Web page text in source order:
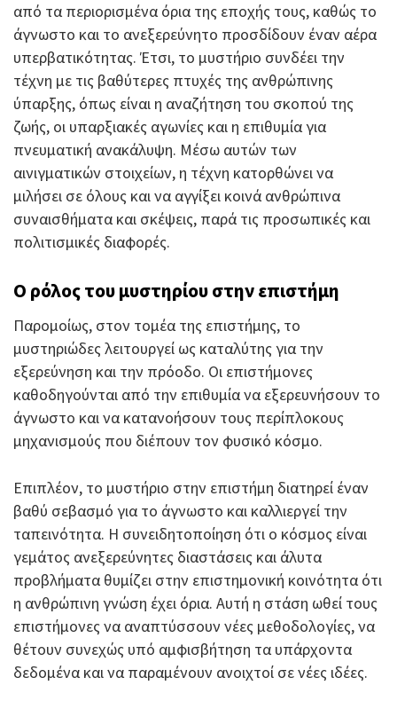
από τα περιορισμένα όρια της εποχής τους, καθώς το
άγνωστο και το ανεξερεύνητο προσδίδουν έναν αέρα
υπερβατικότητας. Έτσι, το μυστήριο συνδέει την
τέχνη με τις βαθύτερες πτυχές της ανθρώπινης
ύπαρξης, όπως είναι η αναζήτηση του σκοπού της
ζωής, οι υπαρξιακές αγωνίες και η επιθυμία για
πνευματική ανακάλυψη. Μέσω αυτών των
αινιγματικών στοιχείων, η τέχνη κατορθώνει να
μιλήσει σε όλους και να αγγίξει κοινά ανθρώπινα
συναισθήματα και σκέψεις, παρά τις προσωπικές και
πολιτισμικές διαφορές.
Ο ρόλος του μυστηρίου στην επιστήμη
Παρομοίως, στον τομέα της επιστήμης, το
μυστηριώδες λειτουργεί ως καταλύτης για την
εξερεύνηση και την πρόοδο. Οι επιστήμονες
καθοδηγούνται από την επιθυμία να εξερευνήσουν το
άγνωστο και να κατανοήσουν τους περίπλοκους
μηχανισμούς που διέπουν τον φυσικό κόσμο.
Επιπλέον, το μυστήριο στην επιστήμη διατηρεί έναν
βαθύ σεβασμό για το άγνωστο και καλλιεργεί την
ταπεινότητα. Η συνειδητοποίηση ότι ο κόσμος είναι
γεμάτος ανεξερεύνητες διαστάσεις και άλυτα
προβλήματα θυμίζει στην επιστημονική κοινότητα ότι
η ανθρώπινη γνώση έχει όρια. Αυτή η στάση ωθεί τους
επιστήμονες να αναπτύσσουν νέες μεθοδολογίες, να
θέτουν συνεχώς υπό αμφισβήτηση τα υπάρχοντα
δεδομένα και να παραμένουν ανοιχτοί σε νέες ιδέες.